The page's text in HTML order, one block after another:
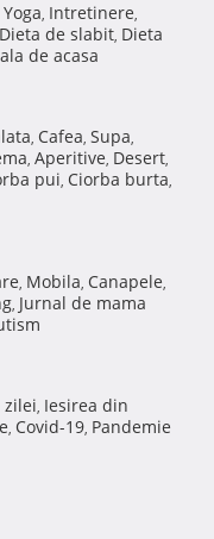
Yoga, Intretinere,
Dieta de slabit, Dieta
de acasa
, Cafea, Supa,
, Aperitive, Desert,
pui, Ciorba burta,
, Mobila, Canapele,
, Jurnal de mama
zilei, Iesirea din
, Covid-19, Pandemie